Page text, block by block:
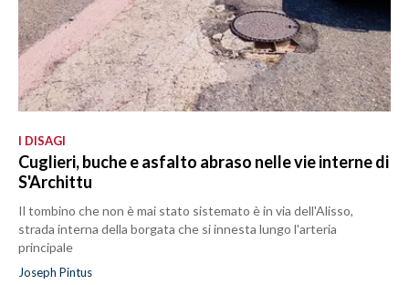
I DISAGI
Cuglieri, buche e asfalto abraso nelle vie interne di
S'Archittu
Il tombino che non è mai stato sistemato è in via dell'Alisso,
strada interna della borgata che si innesta lungo l'arteria
principale
Joseph Pintus